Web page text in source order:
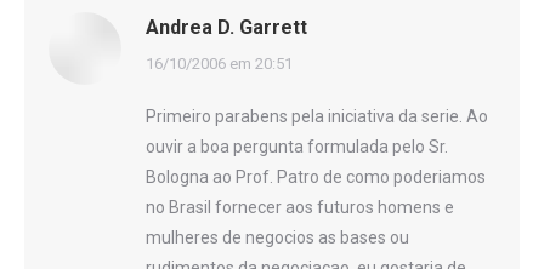
Andrea D. Garrett
disse:
16/10/2006 em 20:51
Primeiro parabens pela iniciativa da serie. Ao
ouvir a boa pergunta formulada pelo Sr.
Bologna ao Prof. Patro de como poderiamos
no Brasil fornecer aos futuros homens e
mulheres de negocios as bases ou